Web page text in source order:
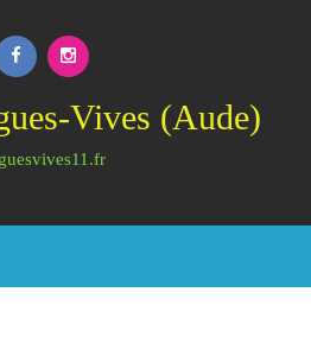
Vives (Aude)